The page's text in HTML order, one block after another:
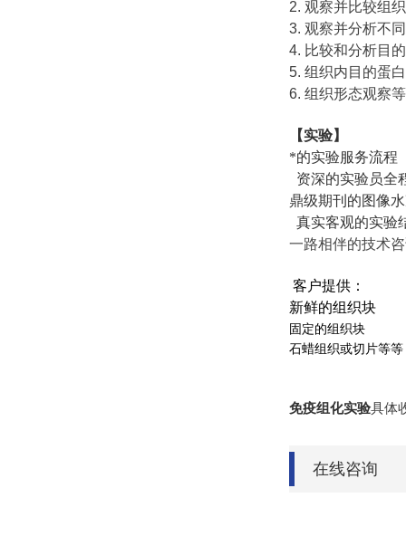
2. 观察并比较组
3. 观察并分析不
4. 比较和分析目
5. 组织内目的蛋
6. 组织形态观察
【实验】
*的实验服务流程
资深的实验员全
鼎级期刊的图像
真实客观的实验
一路相伴的技术
客户提供：
新鲜的组织块
固定的组织块
石蜡组织或切片等等
免疫组化实验具体
在线咨询